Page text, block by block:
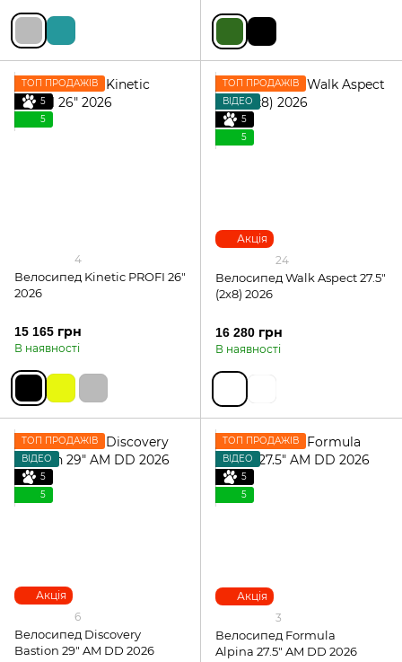
ТОП ПРОДАЖІВ
5
5
4
Велосипед Kinetic PROFI 26"
2026
15 165 грн
В наявності
Акція
ТОП ПРОДАЖІВ
ВІДЕО
5
5
24
Велосипед Walk Aspect 27.5"
(2х8) 2026
16 280 грн
В наявності
Акція
ТОП ПРОДАЖІВ
ВІДЕО
5
5
6
Велосипед Discovery
Bastion 29" AM DD 2026
Акція
ТОП ПРОДАЖІВ
ВІДЕО
5
5
3
Велосипед Formula
Alpina 27.5" AM DD 2026